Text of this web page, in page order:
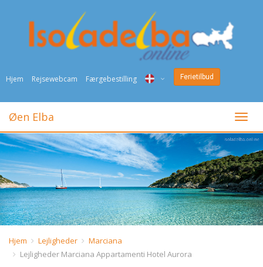
Hjem Rejsewebcam Færgebestilling
ENG
NED
FRA
DAN
Ferietilbud
Togli
Øen Elba
Hjem Lejligheder
Marciana
Lejligheder Marciana Appartamenti Hotel Aurora